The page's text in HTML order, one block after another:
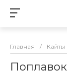
Главная / Кайты